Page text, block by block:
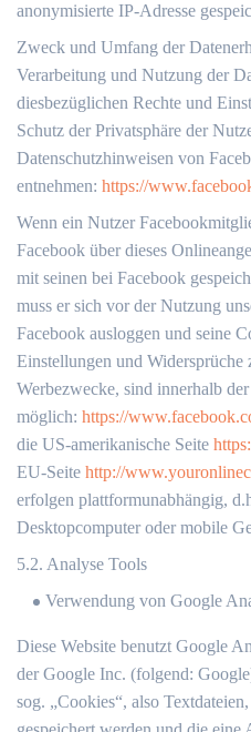
anonymisierte IP-Adresse
Zweck und Umfang der
Verarbeitung und Nutzung der
diesbezüglichen Rechte und
Schutz der Privatsphäre der
Datenschutzhinweisen von
entnehmen: https://
Wenn ein Nutzer
Facebook über dieses
mit seinen bei Facebook
muss er sich vor der Nutzung
Facebook ausloggen und seine
Einstellungen und
Werbezwecke, sind innerhalb
möglich: https://
die US-amerikanische Seite
EU-Seite http://
erfolgen plattformunabhängig,
Desktopcomputer oder mobile
5.2. Analyse Tools
Verwendung von Google
Diese Website benutzt Google
der Google Inc. (folgend:
sog. „Cookies“, also